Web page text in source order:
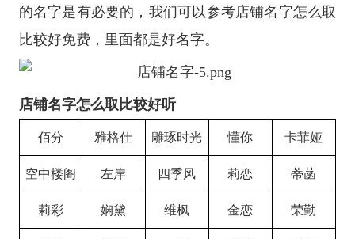
的名字是有必要的，我们可以参考店铺名字怎么取
比较好免费，里面都是好名字。
店铺名字怎么取比较好听
佰分 雅格仕 雕琢时光 懂你 卡菲娅
空中楼阁 左岸 四季风 莉恋 蒂菡
莉彩 娴黛 维枫 金恋 荣勤